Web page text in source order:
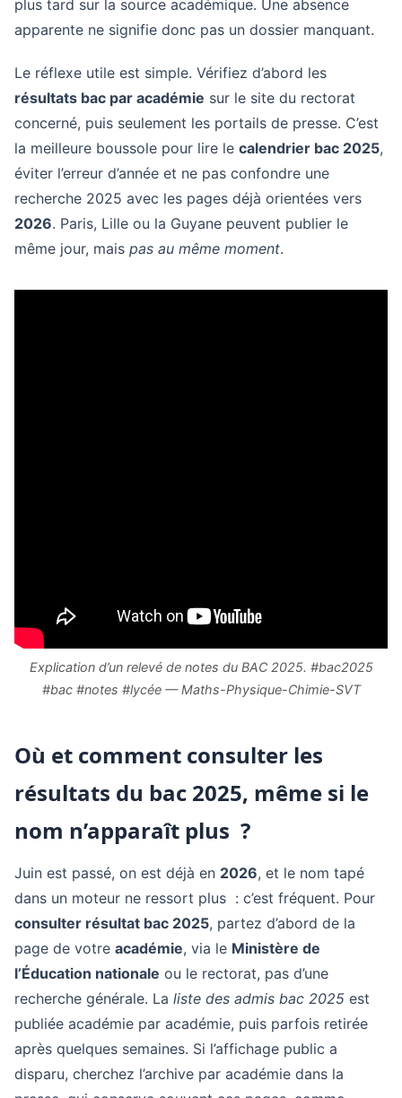
plus tard sur la source académique. Une absence
apparente ne signifie donc pas un dossier manquant.
Le réflexe utile est simple. Vérifiez d’abord les
résultats bac par académie sur le site du rectorat
concerné, puis seulement les portails de presse. C’est
la meilleure boussole pour lire le calendrier bac 2025,
éviter l’erreur d’année et ne pas confondre une
recherche 2025 avec les pages déjà orientées vers
2026. Paris, Lille ou la Guyane peuvent publier le
même jour, mais pas au même moment.
Explication d’un relevé de notes du BAC 2025. #bac2025
#bac #notes #lycée — Maths-Physique-Chimie-SVT
Où et comment consulter les
résultats du bac 2025, même si le
nom n’apparaît plus ?
Juin est passé, on est déjà en 2026, et le nom tapé
dans un moteur ne ressort plus : c’est fréquent. Pour
consulter résultat bac 2025, partez d’abord de la
page de votre académie, via le Ministère de
l’Éducation nationale ou le rectorat, pas d’une
recherche générale. La liste des admis bac 2025 est
publiée académie par académie, puis parfois retirée
après quelques semaines. Si l’affichage public a
disparu, cherchez l’archive par académie dans la